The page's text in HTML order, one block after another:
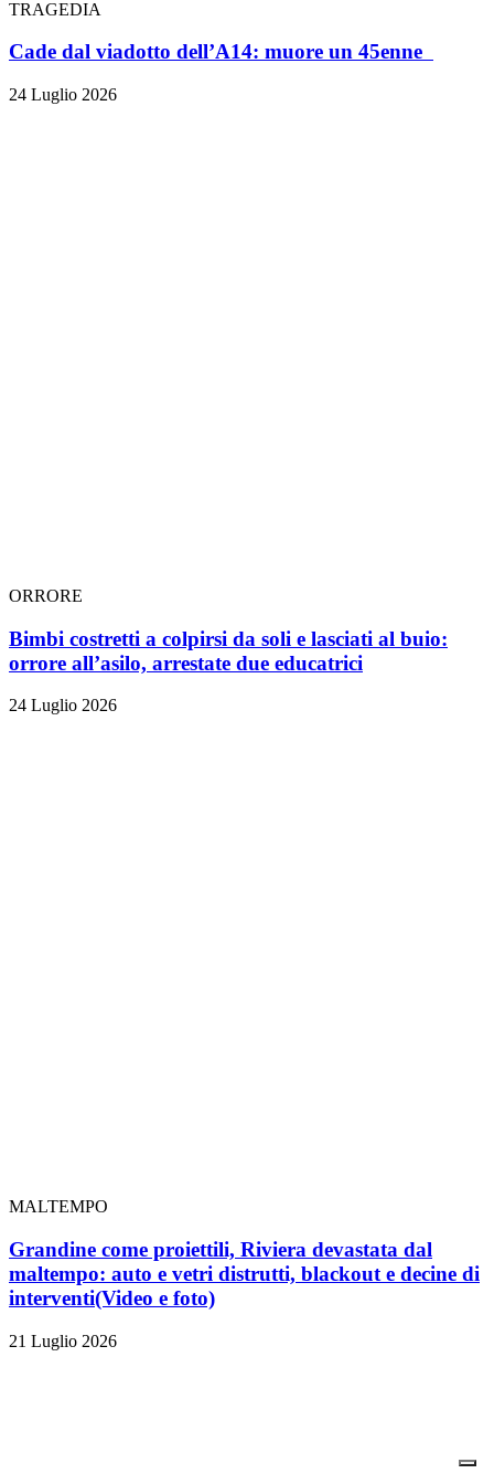
TRAGEDIA
Cade dal viadotto dell’A14: muore un 45enne
24 Luglio 2026
ORRORE
Bimbi costretti a colpirsi da soli e lasciati al buio:
orrore all’asilo, arrestate due educatrici
24 Luglio 2026
MALTEMPO
Grandine come proiettili, Riviera devastata dal
maltempo: auto e vetri distrutti, blackout e decine di
interventi(Video e foto)
21 Luglio 2026